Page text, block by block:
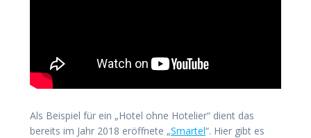
Als Beispiel für ein „Hotel ohne Hotelier“ dient das
bereits im Jahr 2018 eröffnete „Smartel“. Hier gibt es